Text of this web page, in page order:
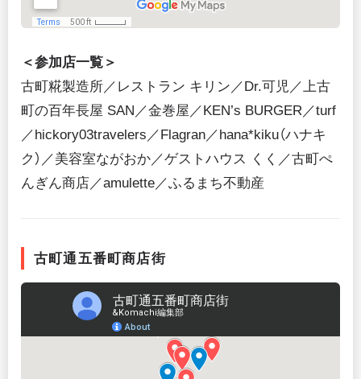
＜参加店一覧＞
古町糀製造所／レストラン キリン／Dr.可児／上古
町の百年長屋 SAN／金巻屋／KEN’s BURGER／turf
／hickory03travelers／Flagran／hana*kiku（ハナキ
ク）／美容室ながおか／ゲストハウス くく／古町ぺ
んぎん商店／amulette／ふるまち不動産
古町通五番町商店街